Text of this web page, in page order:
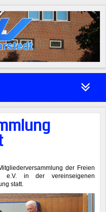
der Freien
e.V. in der vereinseigenen
statt.